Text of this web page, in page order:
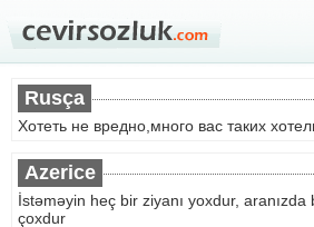
Rusça
Хотеть не вредно,много вас таких
Azerice
İstəməyin heç bir ziyanı yoxdur,
çoxdur